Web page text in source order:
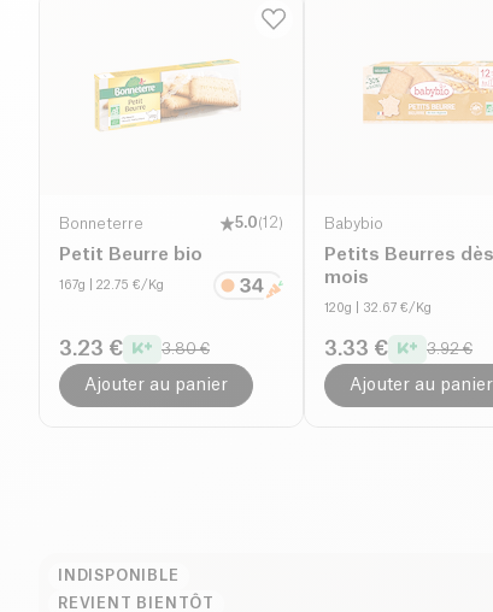
Bonneterre 5.0(12)
Petit Beurre bio
167g | 22.75 €/Kg
3.23 € 3.80 €
Ajouter au panier
Babybio
Petits Beurres
mois
120g | 32.67 €/Kg
3.33 € 3.92 €
Ajouter au panier
INDISPONIBLE
REVIENT BIENTÔT